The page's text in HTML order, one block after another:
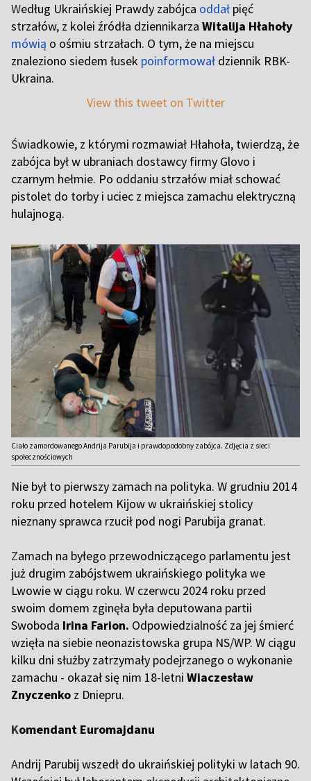
Według Ukraińskiej Prawdy zabójca oddał pięć
strzałów, z kolei źródła dziennikarza Witalija Hłahoły
mówią o ośmiu strzałach. O tym, że na miejscu
znaleziono siedem łusek poinformował dziennik RBK-
Ukraina.
View this tweet on Twitter
Świadkowie, z którymi rozmawiał Hłahoła, twierdzą, że
zabójca był w ubraniach dostawcy firmy Glovo i
czarnym hełmie. Po oddaniu strzałów miał schować
pistolet do torby i uciec z miejsca zamachu elektryczną
hulajnogą.
Ciało zamordowanego Andrija Parubija i prawdopodobny zabójca. Zdjęcia z sieci
społecznościowych
Nie był to pierwszy zamach na polityka. W grudniu 2014
roku przed hotelem Kijow w ukraińskiej stolicy
nieznany sprawca rzucił pod nogi Parubija granat.
Zamach na byłego przewodniczącego parlamentu jest
już drugim zabójstwem ukraińskiego polityka we
Lwowie w ciągu roku. W czerwcu 2024 roku przed
swoim domem zginęła była deputowana partii
Swoboda Irina Farion. Odpowiedzialność za jej śmierć
wzięła na siebie neonazistowska grupa NS/WP. W ciągu
kilku dni służby zatrzymały podejrzanego o wykonanie
zamachu - okazał się nim 18-letni Wiaczesław
Znyczenko z Dniepru.
Komendant Euromajdanu
Andrij Parubij wszedł do ukraińskiej polityki w latach 90.